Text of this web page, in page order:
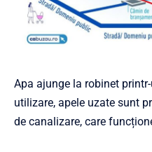
Apa ajunge la robinet
utilizare, apele uzate sunt
de canalizare, care